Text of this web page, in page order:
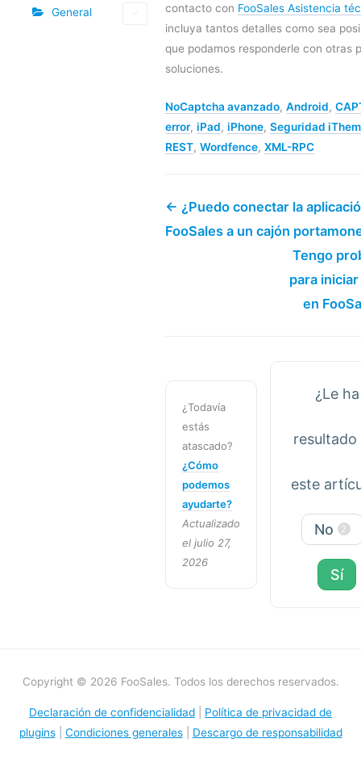
General
contacto con FooSales Asistencia
incluya tantos detalles como sea
que podamos responderle con otras
soluciones.
NoCaptcha avanzado, Android,
error, iPad, iPhone, Seguridad
REST, Wordfence, XML-RPC
← ¿Puedo conectar la
FooSales a un cajón
Tengo
para
en
¿Todavía
estás
atascado?
¿Cómo
podemos
ayudarte?
Actualizado
el julio 27,
2026
¿Le ha
resultado
este
No 2
Sí
Copyright © 2026 FooSales. Todos los derechos reservados.
Declaración de confidencialidad
Política de privacidad de
plugins| Condiciones generales| Descargo de responsabilidad